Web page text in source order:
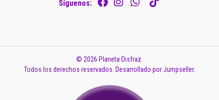
Síguenos:
© 2026 Planeta Disfraz.
Todos los derechos reservados. Desarrollado por Jumpseller.